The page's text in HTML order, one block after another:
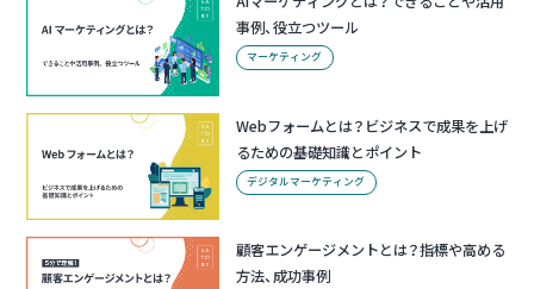
事例、役立つツール
マーケティング
Webフォームとは？ビジネスで成果を上げ
るための基礎知識とポイント
デジタルマーケティング
顧客エンゲージメントとは？指標や高める
方法、成功事例